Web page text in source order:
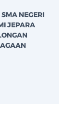
NEGERI
JEPARA